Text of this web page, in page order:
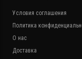
Условия соглашения
Политика
О нас
Доставка